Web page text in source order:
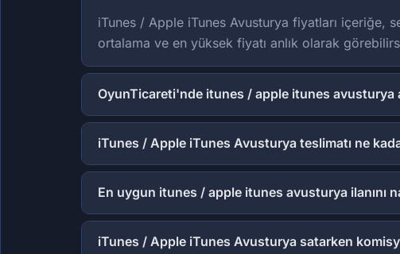
iTunes / Apple iTunes Avusturya fiyatları içeriğe,
ortalama ve en yüksek fiyatı anlık olarak
OyunTicareti'nde itunes / apple itunes avusturya
iTunes / Apple iTunes Avusturya teslimatı ne
En uygun itunes / apple itunes avusturya ilanını
iTunes / Apple iTunes Avusturya satarken